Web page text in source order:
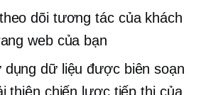
dõi tương tác của khách
web của bạn
dụng dữ liệu được biên soạn
thiện chiến lược tiếp thị của